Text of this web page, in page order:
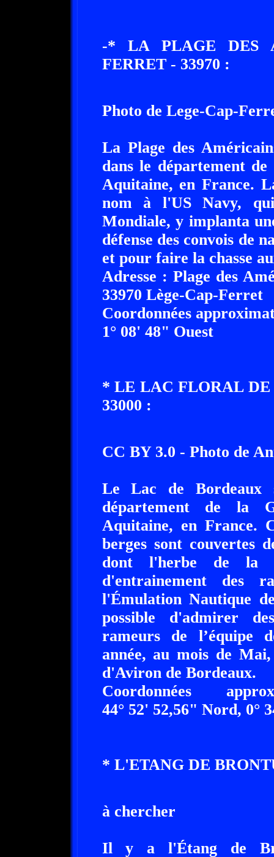
-* LA PLAGE DES
FERRET - 33970 :
Photo de Lege-Cap-
La Plage des
dans le département
Aquitaine, en France.
nom à l'US Navy,
Mondiale, y implanta
défense des convois de
et pour faire la chasse
Adresse : Plage des
33970 Lège-Cap-Ferret
Coordonnées
1° 08' 48" Ouest
* LE LAC FLORAL
33000 :
CC BY 3.0 - Photo de
Le Lac de Bordeaux
département de la
Aquitaine, en France.
berges sont couvertes
dont l'herbe de la
d'entrainement des
l'Émulation Nautique
possible d'admirer
rameurs de l’équipe
année, au mois de
d'Aviron de Bordeaux.
Coordonnées
44° 52' 52,56" Nord, 0°
* L'ETANG DE
à chercher
Il y a l'Étang de